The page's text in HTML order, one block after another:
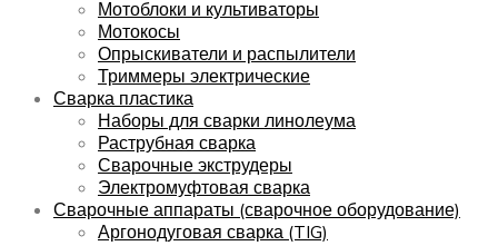
Мотоблоки и культиваторы
Мотокосы
Опрыскиватели и распылители
Триммеры электрические
Сварка пластика
Наборы для сварки линолеума
Раструбная сварка
Сварочные экструдеры
Электромуфтовая сварка
Сварочные аппараты (сварочное оборудование)
Аргонодуговая сварка (TIG)